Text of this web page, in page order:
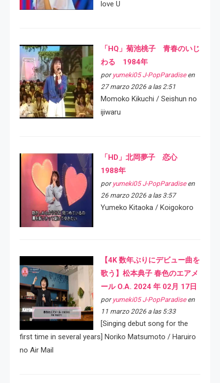
love U
「HQ」菊池桃子 青春のいじ
わる 1984年
por yumeki05 J-PopParadiseen
27 marzo 2026 a las 2:51
Momoko Kikuchi / Seishun no
ijiwaru
「HD」北岡夢子 恋心
1988年
por yumeki05 J-PopParadiseen
26 marzo 2026 a las 3:57
Yumeko Kitaoka / Koigokoro
【4K 数年ぶりにデビュー曲を
歌う】松本典子 春色のエアメ
ール O.A. 2024 年 02月 17日
por yumeki05 J-PopParadiseen
11 marzo 2026 a las 5:33
[Singing debut song for the
first time in several years] Noriko Matsumoto / Haruiro
no Air Mail